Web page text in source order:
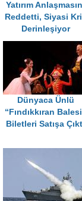
Yatırım
Reddetti, Siyasi
Derinleşiyor
Dünyaca Ünlü
“Fındıkkıran
Biletleri Satışa